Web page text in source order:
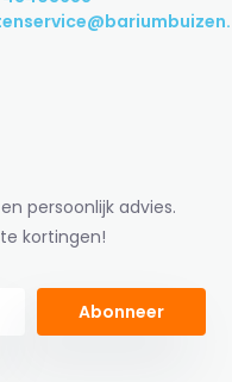
persoonlijk advies.
kortingen!
Abonneer